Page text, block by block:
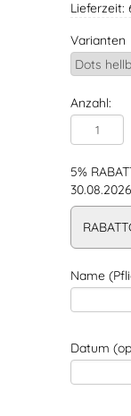
Lieferzeit:
Varianten
Anzahl:
5%
30.08.2026
Name
Datum